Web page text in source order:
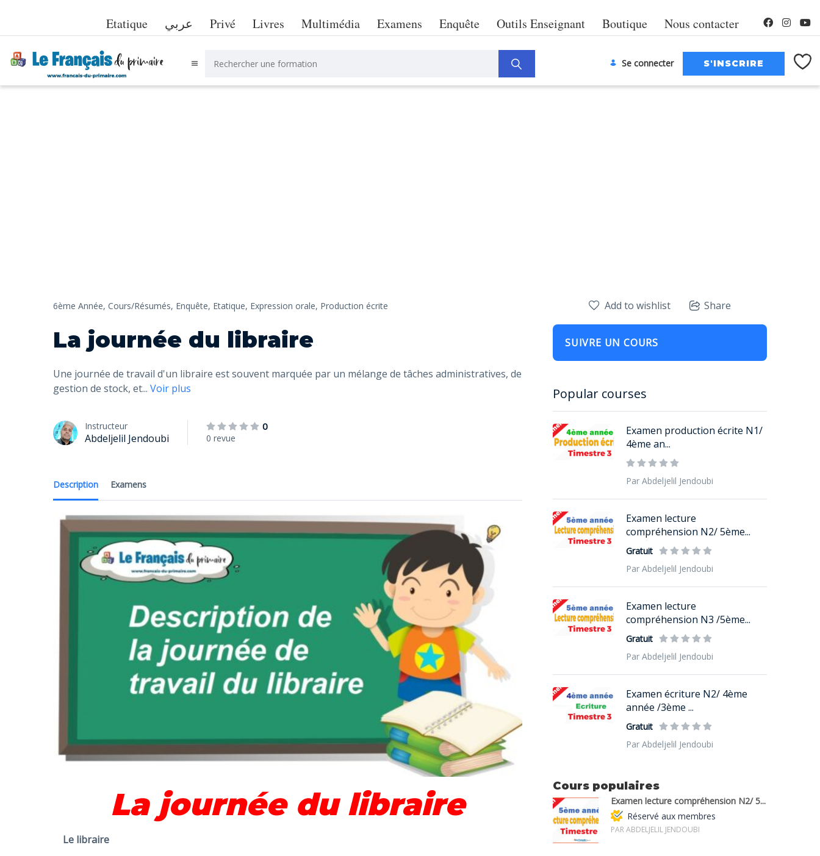
Etatique عربي Privé Livres Multimédia Examens Enquête Outils Enseignant Boutique Nous contacter
Se connecter
6ème Année, Cours/Résumés, Enquête, Etatique, Expression orale, Production écrite
La journée du libraire
Une journée de travail d'un libraire est souvent marquée par un mélange de tâches administratives, de
gestion de stock, et... Voir plus
Instructeur
Abdeljelil Jendoubi
0
0 revue
Description Examens
La journée du libraire
Le libraire
Add to wishlist Share
SUIVRE UN COURS
Popular courses
Examen production écrite N1/
4ème an...
Par Abdeljelil Jendoubi
Examen lecture
compréhension N2/ 5ème...
Gratuit
Par Abdeljelil Jendoubi
Examen lecture
compréhension N3 /5ème...
Gratuit
Par Abdeljelil Jendoubi
Examen écriture N2/ 4ème
année /3ème ...
Gratuit
Par Abdeljelil Jendoubi
Cours populaires
Examen lecture compréhension N2/ 5...
Réservé aux membres
PAR ABDELJELIL JENDOUBI